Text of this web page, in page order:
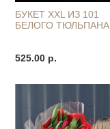
БУКЕТ XXL ИЗ 101
БЕЛОГО ТЮЛЬПАНА
525.00 р.